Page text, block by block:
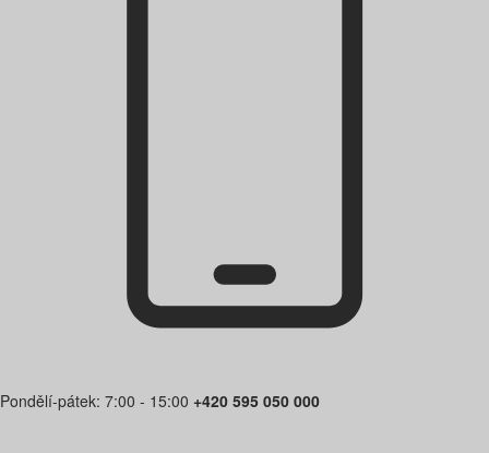
Pondělí-pátek: 7:00 - 15:00 +420 595 050 000